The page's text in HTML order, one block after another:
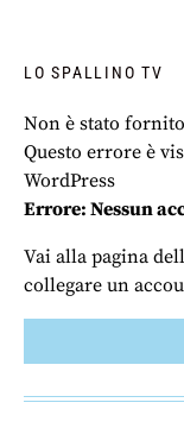
LO SPALLINO TV
Non è stato
Questo errore è
WordPress
Errore: Nessun
Vai alla pagina
collegare un